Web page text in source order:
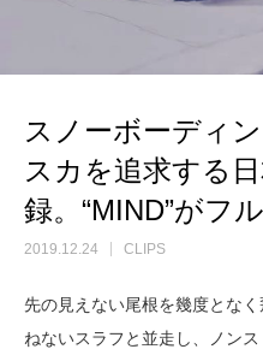
スノーボーディ
スカを追求する
録。“MIND”がフ
2019.12.24 CLIPS
先の見えない尾根を幾度とな
ねないスラフと並走し、ノン